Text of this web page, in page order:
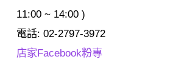
11:00 ~ 14:00 )
電話: 02-2797-3972
店家Facebook粉專